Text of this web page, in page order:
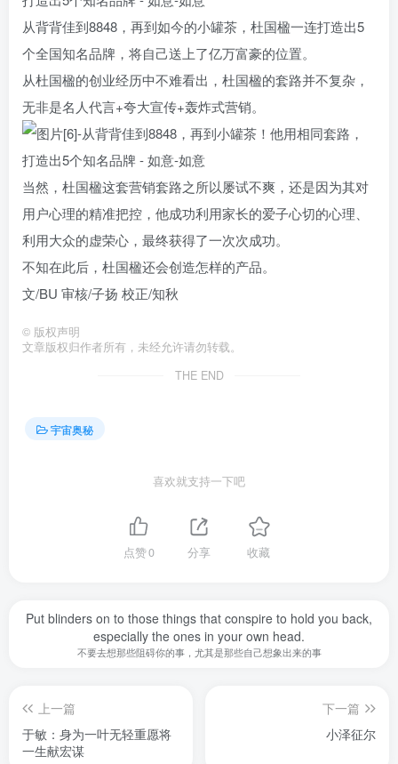
从背背佳到8848，再到如今的小罐茶，杜国楹一连打造出5
个全国知名品牌，将自己送上了亿万富豪的位置。
从杜国楹的创业经历中不难看出，杜国楹的套路并不复杂，
无非是名人代言+夸大宣传+轰炸式营销。
当然，杜国楹这套营销套路之所以屡试不爽，还是因为其对
用户心理的精准把控，他成功利用家长的爱子心切的心理、
利用大众的虚荣心，最终获得了一次次成功。
不知在此后，杜国楹还会创造怎样的产品。
文/BU 审核/子扬 校正/知秋
© 版权声明
文章版权归作者所有，未经允许请勿转载。
THE END
宇宙奥秘
喜欢就支持一下吧
点赞0 分享 收藏
Put blinders on to those things that conspire to hold you back,
especially the ones in your own head.
不要去想那些阻碍你的事，尤其是那些自己想象出来的事
上一篇
于敏：身为一叶无轻重愿将
一生献宏谋
下一篇
小泽征尔